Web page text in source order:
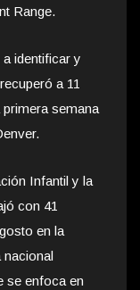
Range.
identificar y
a 11
semana
Infantil y la
con 41
en la
nacional
se enfoca en